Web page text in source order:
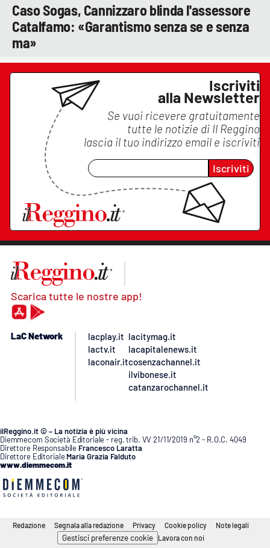
Caso Sogas, Cannizzaro blinda l'assessore
Catalfamo: «Garantismo senza se e senza
ma»
Iscriviti
alla Newsletter
Se vuoi ricevere gratuitamente
tutte le notizie di Il Reggino
lascia il tuo indirizzo email e iscriviti
Iscriviti
Scarica tutte le nostre app!
LaC Network
lacplay.it
lactv.it
laconair.it
lacitymag.it
lacapitalenews.it
cosenzachannel.it
ilvibonese.it
catanzarochannel.it
ilReggino.it © – La notizia è più vicina
Diemmecom Società Editoriale - reg. trib. VV 21/11/2019 n°2 - R.O.C. 4049
Direttore Responsabile Francesco Laratta
Direttore Editoriale Maria Grazia Falduto
www.diemmecom.it
Redazione Segnala alla redazione Privacy Cookie policy Note legali
Gestisci preferenze cookie Lavora con noi